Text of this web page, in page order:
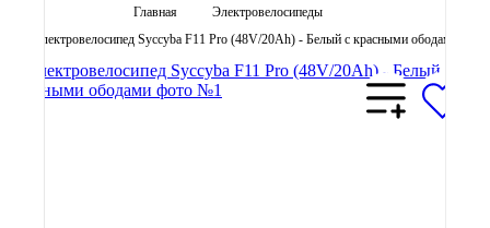
Главная
Электровелосипеды
Электровелосипед Syccyba F11 Pro (48V/20Ah) - Белый с красными ободами